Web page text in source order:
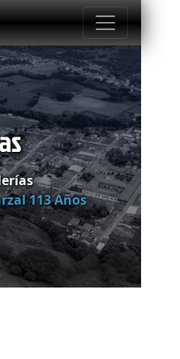
113 Años